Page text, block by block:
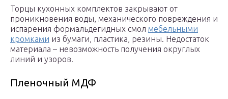
Торцы кухонных комплектов закрывают от
проникновения воды, механического повреждения и
испарения формальдегидных смол мебельными
кромками из бумаги, пластика, резины. Недостаток
материала – невозможность получения округлых
линий и узоров.
Пленочный МДФ